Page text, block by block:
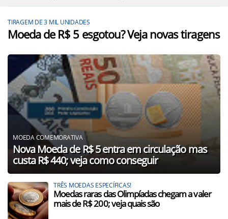
TIRAGEM DE 3 MIL UNIDADES
Moeda de R$ 5 esgotou? Veja novas tiragens
MOEDA COMEMORATIVA
Nova Moeda de R$ 5 entra em circulação mas
custa R$ 440; veja como conseguir
TRÊS MOEDAS ESPECÍFICAS!
Moedas raras das Olimpíadas chegam a valer
mais de R$ 200; veja quais são